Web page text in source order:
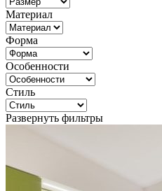
Материал
Форма
Особенности
Стиль
Развернуть фильтры